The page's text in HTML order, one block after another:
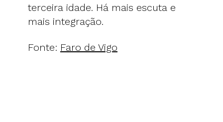
terceira idade. Há mais escuta e
mais integração.
Fonte: Faro de Vigo